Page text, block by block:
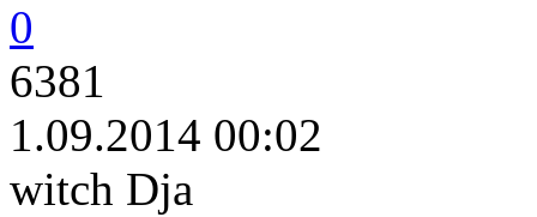
0
6381
1.09.2014 00:02
witch Dja